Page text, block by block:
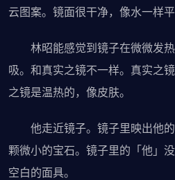
云图案。镜面很干净，像水一样平
林昭能感觉到镜子在微微发热
吸。和真实之镜不一样。真实之
之镜是温热的，像皮肤。
他走近镜子。镜子里映出他的
颗微小的宝石。镜子里的「他」
空白的面具。